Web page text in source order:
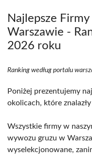
Najlepsze
Warszawie -
2026 roku
Ranking według portalu
Poniżej prezentujemy
okolicach, które
Wszystkie firmy w
wywozu gruzu w
wyselekcjonowane,